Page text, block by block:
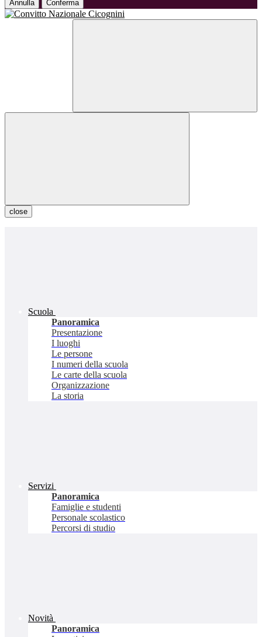
Annulla Conferma
close
Scuola
Panoramica
Presentazione
I luoghi
Le persone
I numeri della scuola
Le carte della scuola
Organizzazione
La storia
Servizi
Panoramica
Famiglie e studenti
Personale scolastico
Percorsi di studio
Novità
Panoramica